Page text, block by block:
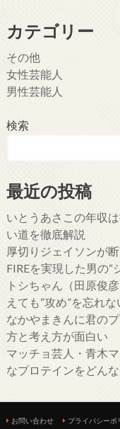
カテゴリー
その他
女性芸能人
男性芸能人
検索
最近の投稿
いとうあさこの年収
い道を徹底解説
厚切りジェイソンが
FIREを実現した男の“
トシちゃん（田原俊
えても“攻め”を忘れ
なかやまきんに君の
方と考え方が面白い
マッチョ芸人・青木
なプロテインをどん
お問い合わせ プライバシーポ